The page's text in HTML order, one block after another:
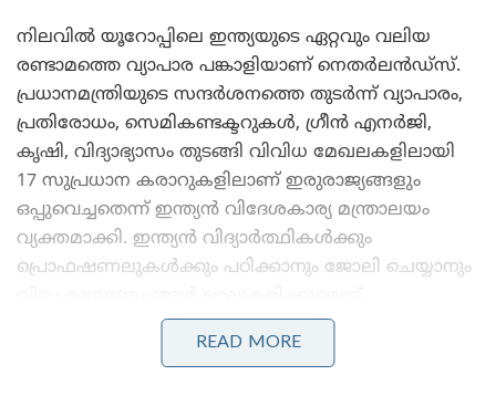
നിലവിൽ യൂറോപ്പിലെ ഇന്ത്യയുടെ ഏറ്റവും വലിയ
രണ്ടാമത്തെ വ്യാപാര പങ്കാളിയാണ് നെതർലൻഡ്‌സ്.
പ്രധാനമന്ത്രിയുടെ സന്ദർശനത്തെ തുടർന്ന് വ്യാപാരം,
പ്രതിരോധം, സെമികണ്ടക്ടറുകൾ, ഗ്രീൻ എനർജി,
കൃഷി, വിദ്യാഭ്യാസം തുടങ്ങി വിവിധ മേഖലകളിലായി
17 സുപ്രധാന കരാറുകളിലാണ് ഇരുരാജ്യങ്ങളും
ഒപ്പുവെച്ചതെന്ന് ഇന്ത്യൻ വിദേശകാര്യ മന്ത്രാലയം
വ്യക്തമാക്കി. ഇന്ത്യൻ വിദ്യാർത്ഥികൾക്കും
പ്രൊഫഷണലുകൾക്കും പഠിക്കാനും ജോലി ചെയ്യാനും
നെതർലൻഡ്‌സ് അറിയിച്ചു. ഡച്ച് കമ്പനികളുടെ
മേധാവിമാരുമായി നടത്തിയ കൂടിക്കാഴ്ചയിൽ
READ MORE